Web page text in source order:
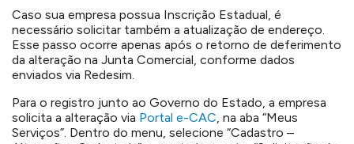
Caso sua empresa possua Inscrição Estadual, é
necessário solicitar também a atualização de endereço.
Esse passo ocorre apenas após o retorno de deferimento
da alteração na Junta Comercial, conforme dados
enviados via Redesim.
Para o registro junto ao Governo do Estado, a empresa
solicita a alteração via Portal e-CAC, na aba “Meus
Serviços”. Dentro do menu, selecione “Cadastro –